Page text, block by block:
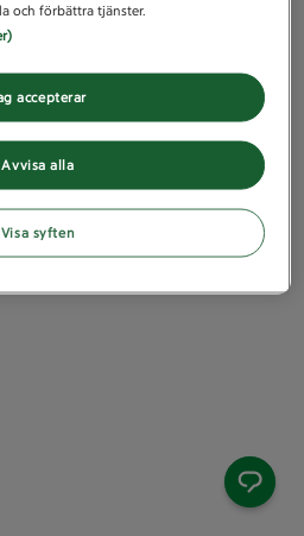
och förbättra tjänster.
Avvisa alla
accepterar
Visa syften